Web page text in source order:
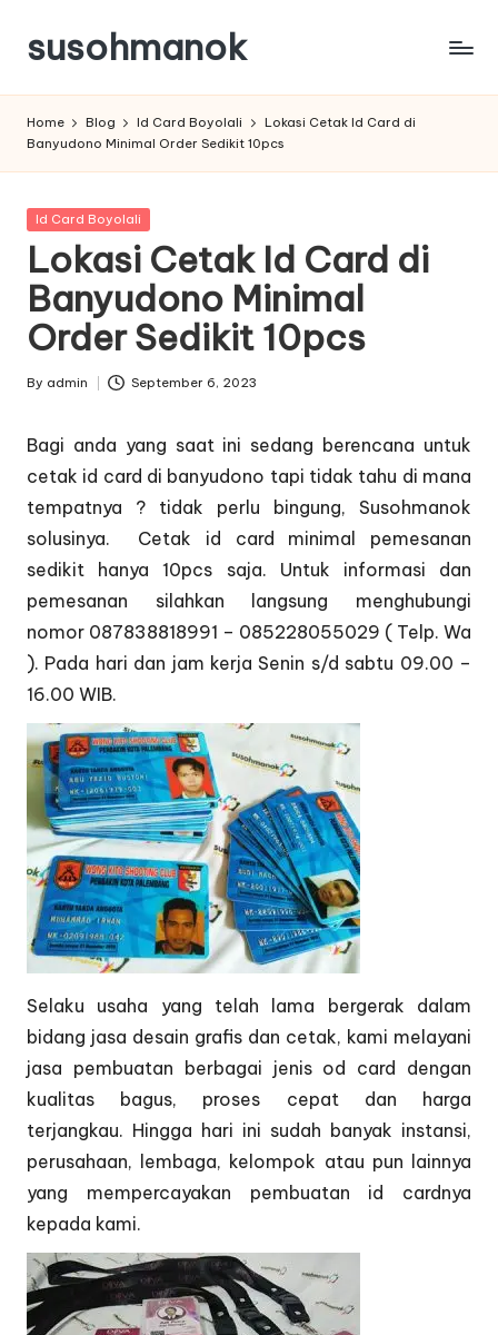
Skip
content
susohmanok
Home Blog Id Card Boyolali
Lokasi Cetak Id Card di
Banyudono Minimal Order Sedikit 10pcs
Posted
Id Card Boyolali
Lokasi Cetak Id Card di
Banyudono Minimal
Order Sedikit 10pcs
Posted
By admin September 6, 2023
Bagi anda yang saat ini sedang berencana untuk
cetak id card di banyudono tapi tidak tahu di mana
tempatnya ? tidak perlu bingung, Susohmanok
solusinya. Cetak id card minimal pemesanan
sedikit hanya 10pcs saja. Untuk informasi dan
pemesanan silahkan langsung menghubungi
nomor 087838818991 – 085228055029 ( Telp. Wa
). Pada hari dan jam kerja Senin s/d sabtu 09.00 –
16.00 WIB.
Selaku usaha yang telah lama bergerak dalam
bidang jasa desain grafis dan cetak, kami melayani
jasa pembuatan berbagai jenis od card dengan
kualitas bagus, proses cepat dan harga
terjangkau. Hingga hari ini sudah banyak instansi,
perusahaan, lembaga, kelompok atau pun lainnya
yang mempercayakan pembuatan id cardnya
kepada kami.